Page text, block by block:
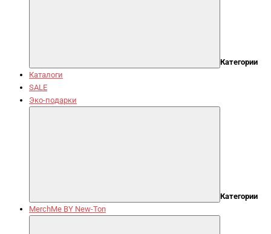
Категории
Каталоги
SALE
Эко-подарки
Категории
MerchMe BY New-Ton